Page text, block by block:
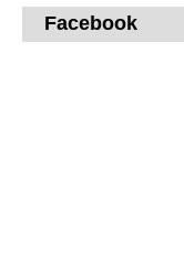
Facebook